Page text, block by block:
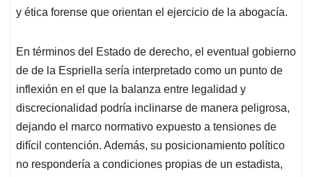
y ética forense que orientan el ejercicio de la abogacía.
En términos del Estado de derecho, el eventual gobierno
de de la Espriella sería interpretado como un punto de
inflexión en el que la balanza entre legalidad y
discrecionalidad podría inclinarse de manera peligrosa,
dejando el marco normativo expuesto a tensiones de
difícil contención. Además, su posicionamiento político
no respondería a condiciones propias de un estadista,